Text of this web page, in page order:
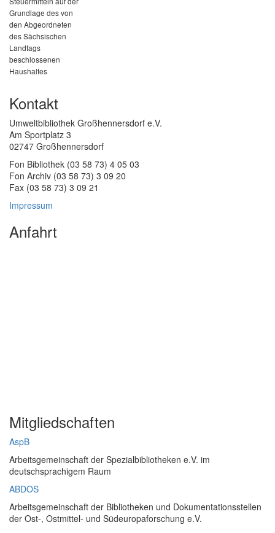
Grundlage des von
den Abgeordneten
des Sächsischen
Landtags
beschlossenen
Haushaltes
Kontakt
Umweltbibliothek Großhennersdorf e.V.
Am Sportplatz 3
02747 Großhennersdorf
Fon Bibliothek (03 58 73) 4 05 03
Fon Archiv (03 58 73) 3 09 20
Fax (03 58 73) 3 09 21
Impressum
Anfahrt
Mitgliedschaften
AspB
Arbeitsgemeinschaft der Spezialbibliotheken e.V. im
deutschsprachigem Raum
ABDOS
Arbeitsgemeinschaft der Bibliotheken und Dokumentationsstellen
der Ost-, Ostmittel- und Südeuropaforschung e.V.